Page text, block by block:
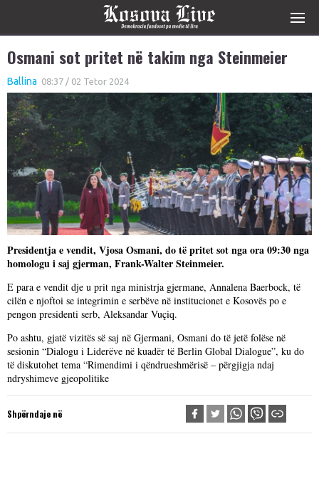
Osmani sot pritet në takim nga Steinmeier
Ballina 08:37 / 02 Tetor 2024
Presidentja e vendit, Vjosa Osmani, do të pritet sot nga ora 09:30 nga
homologu i saj gjerman, Frank-Walter Steinmeier.
E para e vendit dje u prit nga ministrja gjermane, Annalena Baerbock, të
cilën e njoftoi se integrimin e serbëve në institucionet e Kosovës po e
pengon presidenti serb, Aleksandar Vuçiq.
Po ashtu, gjatë vizitës së saj në Gjermani, Osmani do të jetë folëse në
sesionin “Dialogu i Liderëve në kuadër të Berlin Global Dialogue”, ku do
të diskutohet tema “Rimendimi i qëndrueshmërisë – përgjigja ndaj
ndryshimeve gjeopolitike
Shpërndaje në